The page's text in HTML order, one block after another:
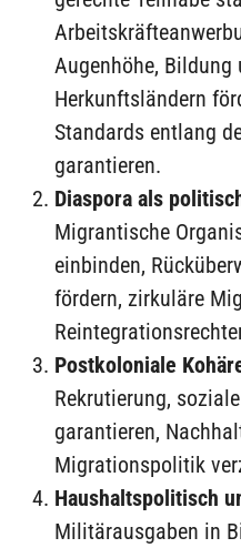
Augenhöhe, Bildung
Herkunftsländern
Standards entlang
garantieren.
Diaspora als
Migrantische
einbinden,
fördern, zirkuläre
Postkoloniale
Rekrutierung,
garantieren,
Migrationspolitik
Haushaltspolitisch
Militärausgaben in